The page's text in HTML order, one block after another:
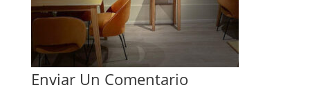
Enviar Un Comentario